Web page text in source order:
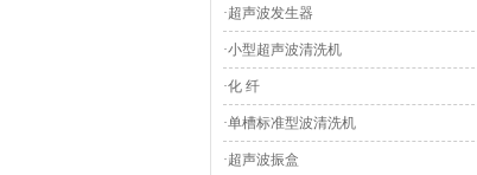
·超声波发生器
·小型超声波清洗机
·化 纤
·单槽标准型波清洗机
·超声波振盒